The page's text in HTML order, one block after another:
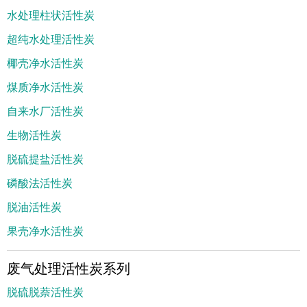
水处理柱状活性炭
超纯水处理活性炭
椰壳净水活性炭
煤质净水活性炭
自来水厂活性炭
生物活性炭
脱硫提盐活性炭
磷酸法活性炭
脱油活性炭
果壳净水活性炭
废气处理活性炭系列
脱硫脱萘活性炭